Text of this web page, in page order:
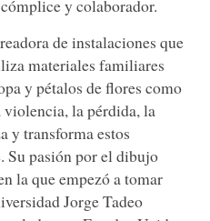
y colaborador.
de instalaciones que
materiales familiares
y pétalos de flores como
violencia, la pérdida, la
y transforma estos
Su pasión por el dibujo
la que empezó a tomar
Jorge Tadeo